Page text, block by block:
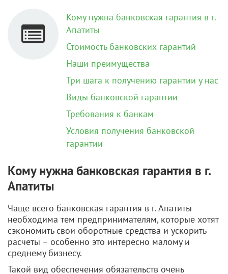
Кому нужна банковская гарантия в г.
Апатиты
Стоимость банковских гарантий
Наши преимущества
Три шага к получению гарантии у нас
Виды банковской гарантии
Требования к банкам
Условия получения банковской
гарантии
Кому нужна банковская гарантия в г.
Апатиты
Чаще всего банковская гарантия в г. Апатиты
необходима тем предпринимателям, которые хотят
сэкономить свои оборотные средства и ускорить
расчеты – особенно это интересно малому и
среднему бизнесу.
Такой вид обеспечения обязательств очень